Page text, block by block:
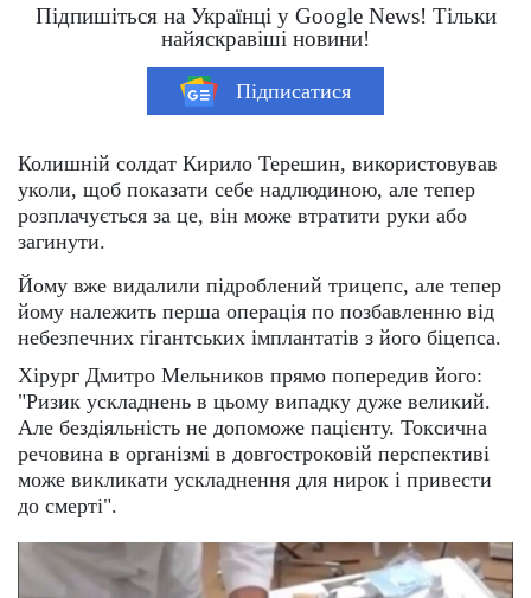
Підпишіться на Українці у Google News! Тільки
найяскравіші новини!
Підписатися
Колишній солдат Кирило Терешин, використовував
уколи, щоб показати себе надлюдиною, але тепер
розплачується за це, він може втратити руки або
загинути.
Йому вже видалили підроблений трицепс, але тепер
йому належить перша операція по позбавленню від
небезпечних гігантських імплантатів з його біцепса.
Хірург Дмитро Мельников прямо попередив його:
"Ризик ускладнень в цьому випадку дуже великий.
Але бездіяльність не допоможе пацієнту. Токсична
речовина в організмі в довгостроковій перспективі
може викликати ускладнення для нирок і привести
до смерті".